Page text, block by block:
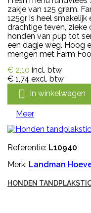
zakje van 125 gram.
125gr is heel smakelijk
drachtige teven, zieke
honden van pup tot
een dagje weg. Hoog
mengen met Farm
€ 2,10 incl. btw
€ 1,74 excl. btw
 In winkelwagen
Meer
Referentie: L10940
Merk: Landman
HONDEN